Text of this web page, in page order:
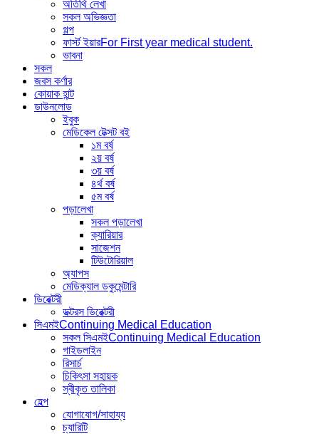
অতিথি লেখা
সকল অভিজ্ঞতা
গল্প
ফার্স্ট ইয়ারFor First year medical student.
ভাবনা
সকল
জবস কর্ণার
কোয়াক হান্ট
ডাউনলোড
ইবুক
মেডিকেল টেক্সট বই
১ম বর্ষ
২য় বর্ষ
৩য় বর্ষ
৪র্থ বর্ষ
৫ম বর্ষ
পড়ালেখা
সকল পড়ালেখা
ক্যারিয়ার
সাজেশন
টিউটোরিয়াল
অ্যাপস
মেডিক্যাল ডকুমেন্টারি
ডিরেক্টরী
ডক্টরস ডিরেক্টরী
সিএমইContinuing Medical Education
সকল সিএমইContinuing Medical Education
গাইডলাইন
রিসার্চ
চিকিৎসা সহায়ক
স্বীকৃত তালিকা
হেল্প
যোগাযোগ/সাহায্য
চ্যারিটি